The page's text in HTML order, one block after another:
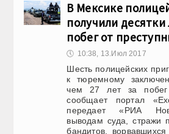
В Мексике
получили
побег от
🕔 10:38, 13.Июл 2017
Шесть полицейских
к тюремному
чем 27 лет за побег
сообщает портал
передает «РИА
выводам суда, стражи
бандитов,